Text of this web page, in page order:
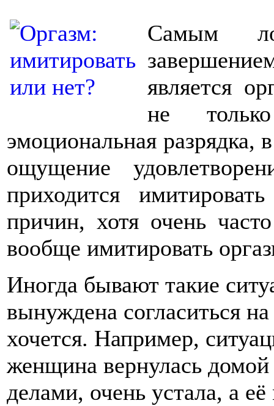
Самым
является
не
эмоциональная разрядка,
ощущение
приходится
причин, хотя очень
вообще имитировать
Иногда бывают такие
вынуждена согласиться
хочется. Например,
женщина вернулась
делами, очень устала, а